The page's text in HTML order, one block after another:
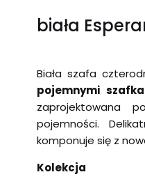
biała
Biała szafa
pojemnymi
zaprojektowana
pojemności.
komponuje się z
Kolekcja